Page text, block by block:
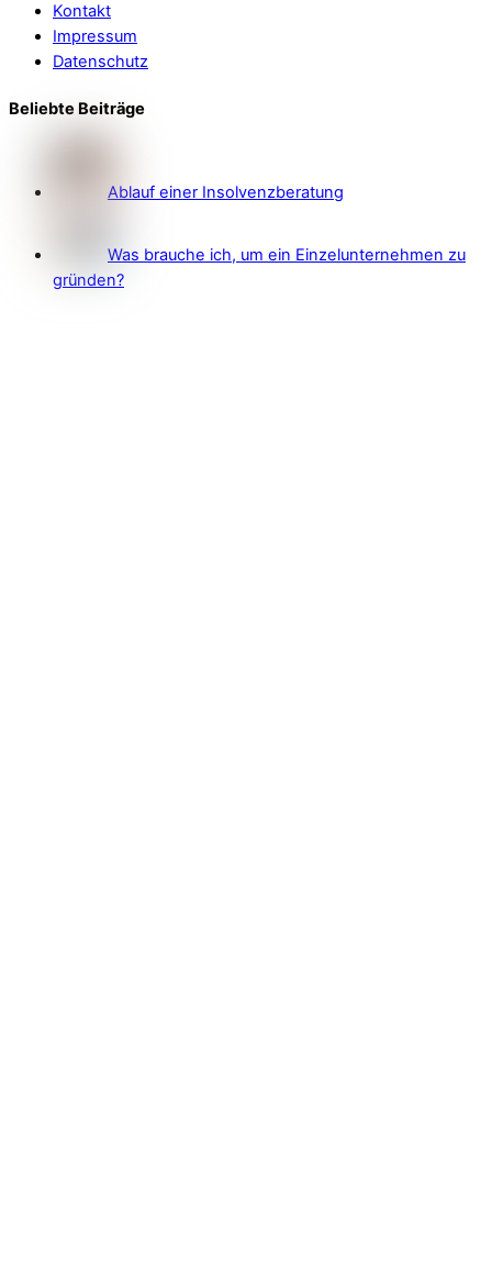
Kontakt
Impressum
Datenschutz
Beliebte Beiträge
Ablauf einer Insolvenzberatung
Was brauche ich, um ein Einzelunternehmen zu
gründen?